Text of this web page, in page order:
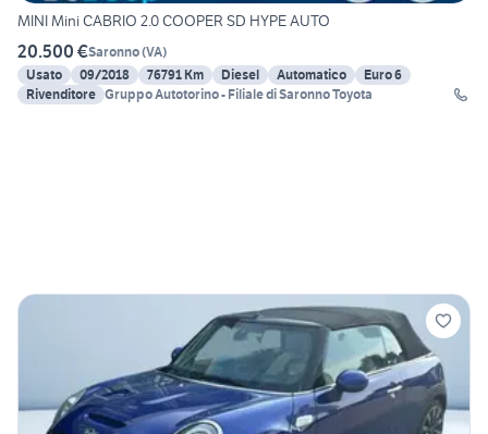
MINI Mini CABRIO 2.0 COOPER SD HYPE AUTO
20.500 €Saronno(VA)
Usato
09/2018 76791 Km Diesel Automatico
Euro 6
Rivenditore Gruppo Autotorino - Filiale di Saronno Toyota